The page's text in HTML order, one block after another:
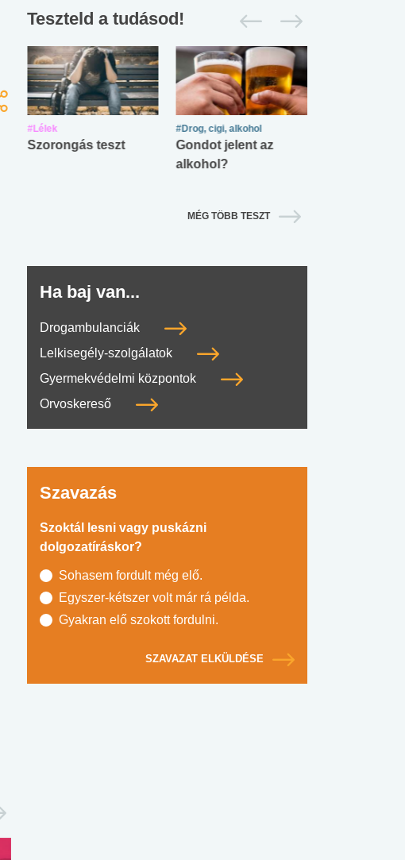
Teszteld a tudásod!
#Lélek
Szorongás teszt
#Drog, cigi, alkohol
Gondot jelent az
alkohol?
MÉG TÖBB TESZT
Ha baj van...
Drogambulanciák
Lelkisegély-szolgálatok
Gyermekvédelmi központok
Orvoskereső
Szavazás
Szoktál lesni vagy puskázni
dolgozatíráskor?
Sohasem fordult még elő.
Egyszer-kétszer volt már rá példa.
Gyakran elő szokott fordulni.
SZAVAZAT ELKÜLDÉSE